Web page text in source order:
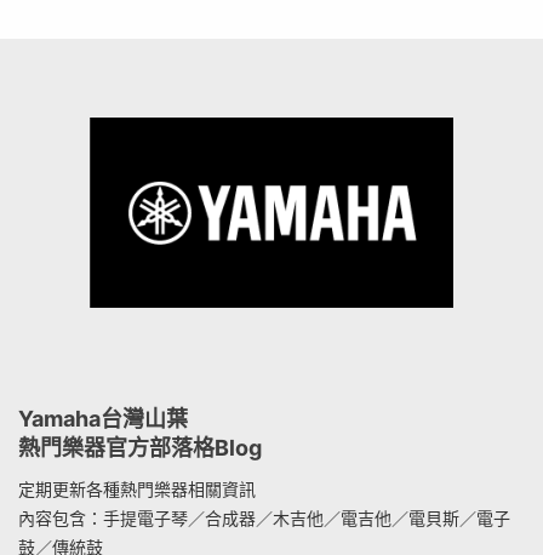
Yamaha台灣山葉
熱門樂器官方部落格Blog
定期更新各種熱門樂器相關資訊
內容包含：手提電子琴／合成器／木吉他／電吉他／電貝斯／電子
鼓／傳統鼓